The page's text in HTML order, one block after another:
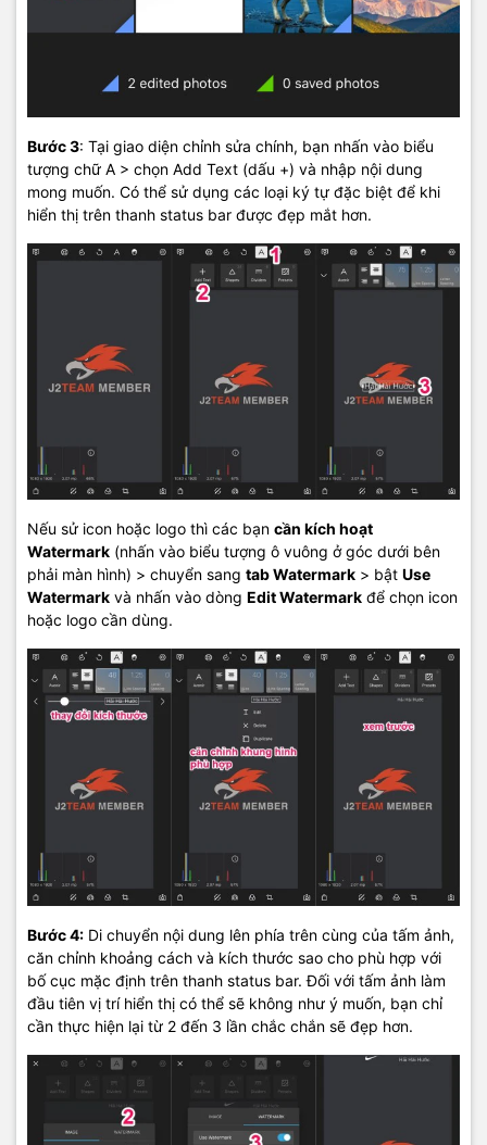
Bước 3: Tại giao diện chỉnh sửa chính, bạn nhấn vào biểu
tượng chữ A > chọn Add Text (dấu +) và nhập nội dung
mong muốn. Có thể sử dụng các loại ký tự đặc biệt để khi
hiển thị trên thanh status bar được đẹp mắt hơn.
Nếu sử icon hoặc logo thì các bạn cần kích hoạt
Watermark (nhấn vào biểu tượng ô vuông ở góc dưới bên
phải màn hình) > chuyển sang tab Watermark > bật Use
Watermark và nhấn vào dòng Edit Watermark để chọn icon
hoặc logo cần dùng.
Bước 4: Di chuyển nội dung lên phía trên cùng của tấm ảnh,
căn chỉnh khoảng cách và kích thước sao cho phù hợp với
bố cục mặc định trên thanh status bar. Đối với tấm ảnh làm
đầu tiên vị trí hiển thị có thể sẽ không như ý muốn, bạn chỉ
cần thực hiện lại từ 2 đến 3 lần chắc chắn sẽ đẹp hơn.